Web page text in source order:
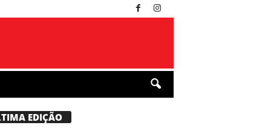
EDIÇÃO